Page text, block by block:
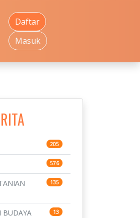
Daftar
Masuk
205
576
135
BUDAYA
13